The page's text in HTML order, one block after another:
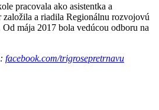
pracovala ako asistentka a
založila a riadila Regionálnu rozvojovú
mája 2017 bola vedúcou odboru na
facebook.com/trigrosepretrnavu